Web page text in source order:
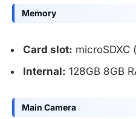
Memory
Card slot: microSDXC
Internal: 128GB 8GB
Main Camera